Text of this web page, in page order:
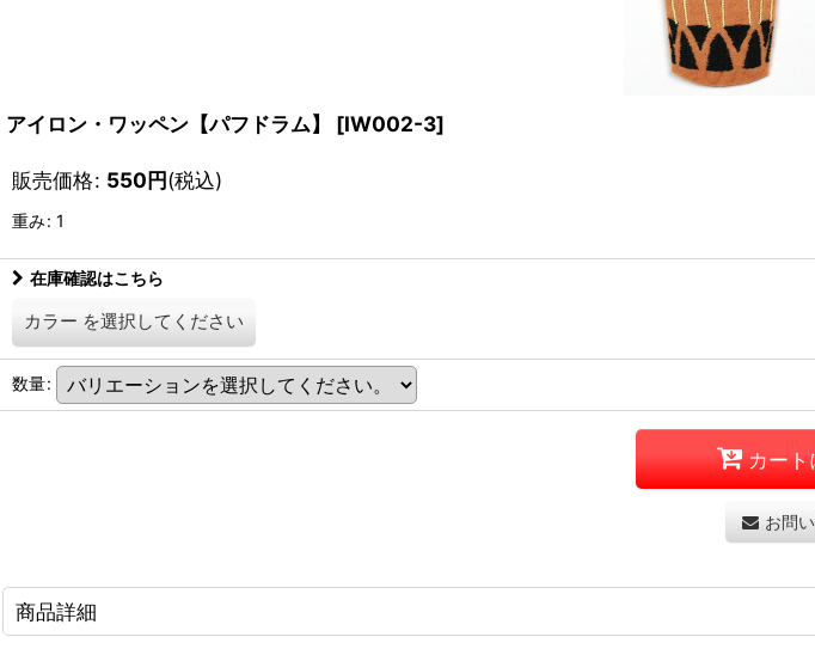
アイロン・ワッペン【パフドラム】 [IW002-3]
販売価格: 550円(税込)
重み: 1
在庫確認はこちら
カラー を選択してください
数量:
カート
お問
商品詳細